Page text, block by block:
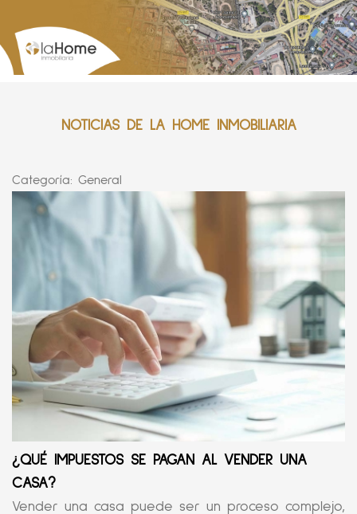
NOTICIAS DE LA HOME INMOBILIARIA
Categoría: General
¿QUÉ IMPUESTOS SE PAGAN AL VENDER UNA
CASA?
Vender una casa puede ser un proceso complejo,